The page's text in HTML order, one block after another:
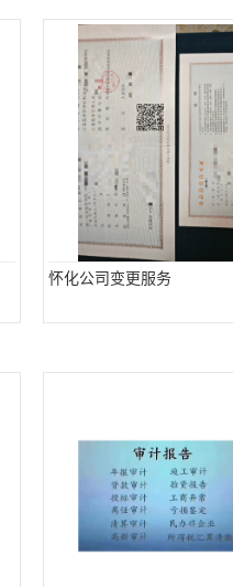
怀化公司变更服务